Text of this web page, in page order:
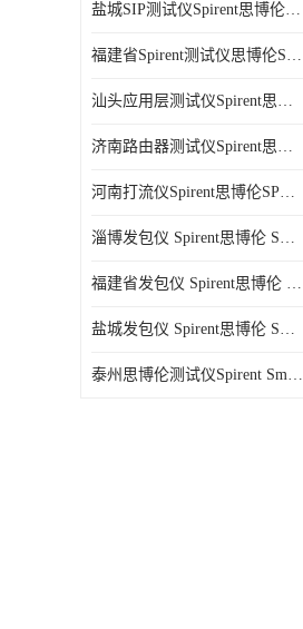
盐城SIP测试仪Spirent思博伦SPT-2U 可扩展性较强 高速数据传输
福建省Spirent测试仪思博伦SPT-2U 能够快速上手 方便用户进行测试
汕头应用层测试仪Spirent思博伦SPT-2U 提高测试效率 适用于多种行业
济南路由器测试仪Spirent思博伦SPT-2U 用户界面友好 多种测试功能
河南打流仪Spirent思博伦SPT-2U 操作简单 灵活的测试方案
淄博发包仪 Spirent思博伦 SmartBits 600B 高速数据传输
福建省发包仪 Spirent思博伦 SmartBits 600B 可以支持多种通信技术
盐城发包仪 Spirent思博伦 SmartBits 600B 可配置多个单端测试模块
泰州思博伦测试仪Spirent SmartBits 600B 灵活的测试方案